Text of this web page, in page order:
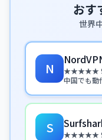
おす
世界
N
★★★★★
中国でも動
S ★★★★★